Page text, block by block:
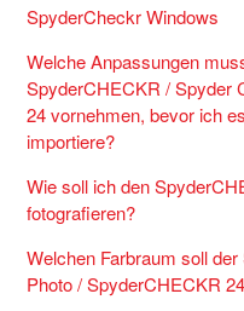
SpyderCheckr Windows
Welche Anpassungen
SpyderCHECKR / Spyder
24 vornehmen, bevor ich
importiere?
Wie soll ich den
fotografieren?
Welchen Farbraum soll
Photo / SpyderCHECKR